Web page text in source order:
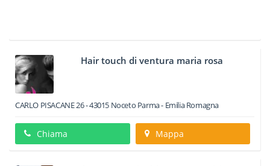
Hair touch di ventura maria rosa
CARLO PISACANE 26-43015 Noceto Parma - Emilia Romagna
Chiama Mappa